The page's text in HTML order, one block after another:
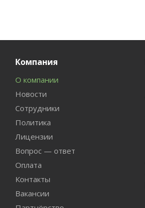
Компания
О компании
Новости
Сотрудники
Политика
Лицензии
Вопрос — ответ
Оплата
Контакты
Вакансии